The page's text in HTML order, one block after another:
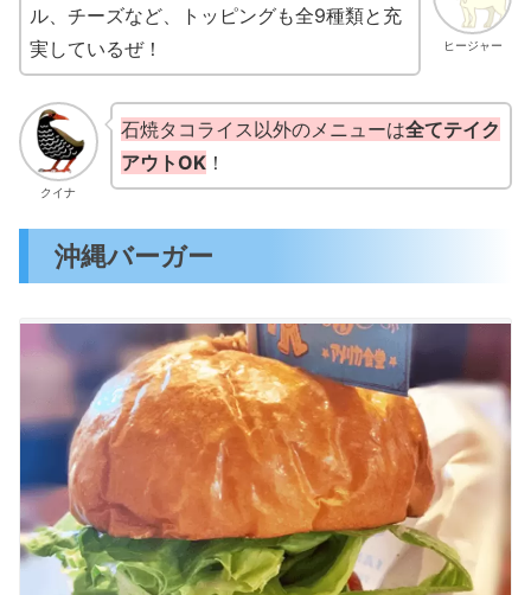
ヒージャー
ル、チーズなど、トッピングも全9種類と充
実しているぜ！
クイナ
石焼タコライス以外のメニューは全てテイク
アウトOK！
沖縄バーガー